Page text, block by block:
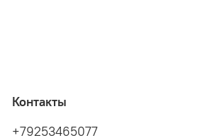
Контакты
+79253465077